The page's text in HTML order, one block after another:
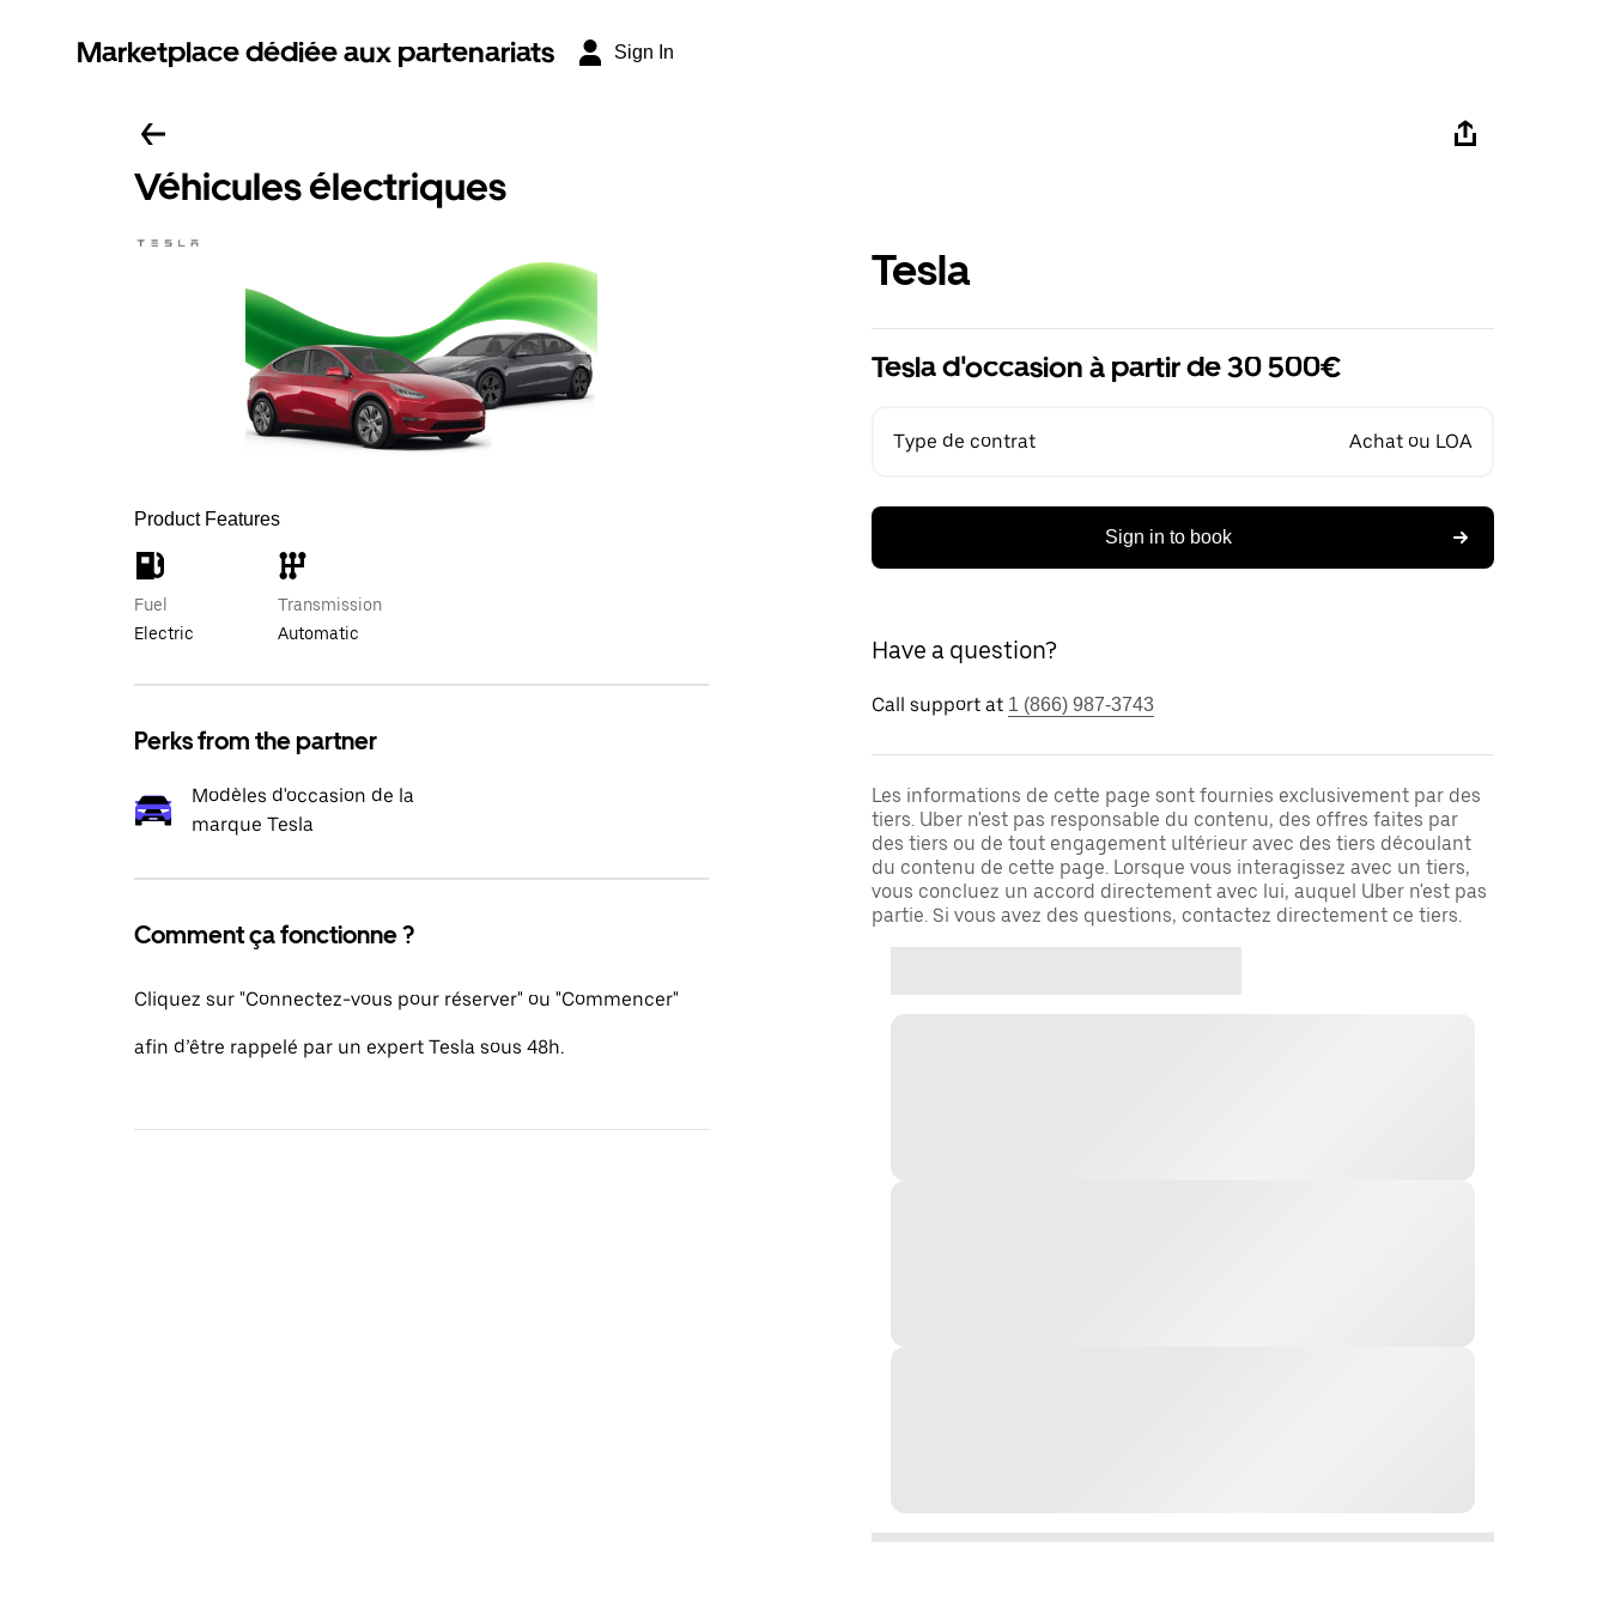
Marketplace dédiée aux partenariats Sign In
Véhicules électriques
Product Features
Fuel
Electric
Transmission
Automatic
Perks from the partner
Modèles d'occasion de la
marque Tesla
Comment ça fonctionne ?
Cliquez sur "Connectez-vous pour réserver" ou "Commencer"
afin d’être rappelé par un expert Tesla sous 48h.
Tesla
Tesla d'occasion à partir de 30 500€
Type de contrat Achat ou LOA
Sign in to book
Have a question?
Call support at 1 (866) 987-3743
Les informations de cette page sont fournies exclusivement par des
tiers. Uber n'est pas responsable du contenu, des offres faites par
des tiers ou de tout engagement ultérieur avec des tiers découlant
du contenu de cette page. Lorsque vous interagissez avec un tiers,
vous concluez un accord directement avec lui, auquel Uber n'est pas
partie. Si vous avez des questions, contactez directement ce tiers.